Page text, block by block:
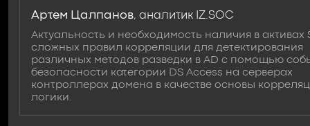
Артем Цалпанов, аналитик IZ.SOC
Актуальность и необходимость наличия в активах
сложных правил корреляции для детектирования
различных методов разведки в AD с помощью
безопасности категории DS Access на серверах
контроллерах домена в качестве основы
логики.